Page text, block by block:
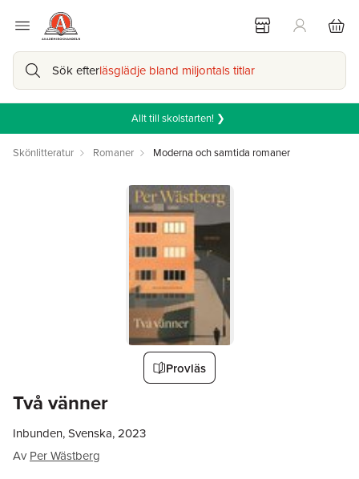
Sök efterläsglädje bland miljontals titlar
Allt till skolstarten! ❯
Skönlitteratur Romaner Moderna och samtida romaner
Provläs
Två vänner
Inbunden, Svenska, 2023
Av Per Wästberg